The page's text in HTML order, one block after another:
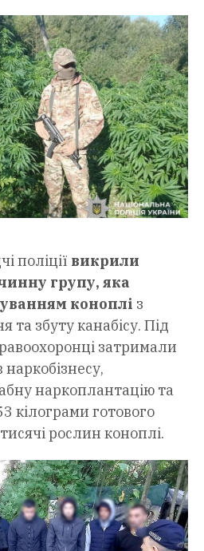
поліції викрили
групу, яка
коноплі з
та збуту канабісу. Під
затримали
наркобізнесу,
наркоплантацію та
кілограми готового
рослин коноплі.